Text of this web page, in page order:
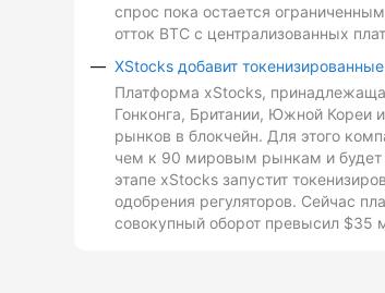
спрос пока остается
отток BTC с централизованных
XStocks добавит
Платформа xStocks,
Гонконга, Британии, Южной Кореи
рынков в блокчейн. Для этого
чем к 90 мировым рынкам и будет
этапе xStocks запустит
одобрения регуляторов. Сейчас
совокупный оборот превысил $35